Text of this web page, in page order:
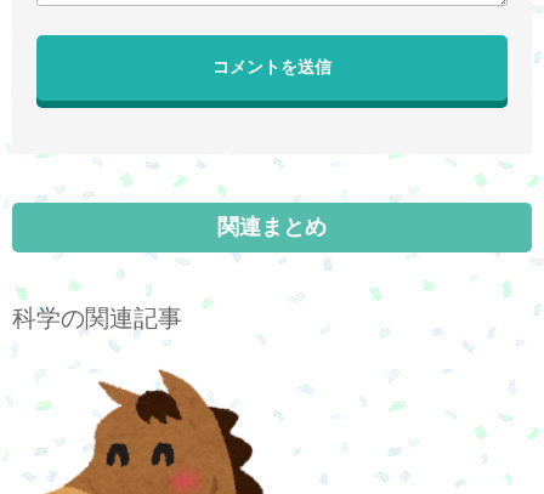
関連まとめ
科学の関連記事